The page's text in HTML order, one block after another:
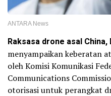
ANTARA News
Raksasa drone asal China,
menyampaikan keberatan
oleh Komisi Komunikasi
Communications
otorisasi untuk perangkat